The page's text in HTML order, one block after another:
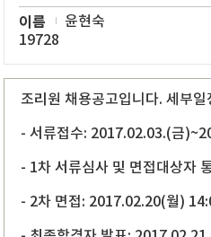
이름 윤현숙
19728
조리원 채용공고입니다. 세부
- 서류접수: 2017.02.03.(금
- 1차 서류심사 및 면접대상자
- 2차 면접: 2017.02.20(월)